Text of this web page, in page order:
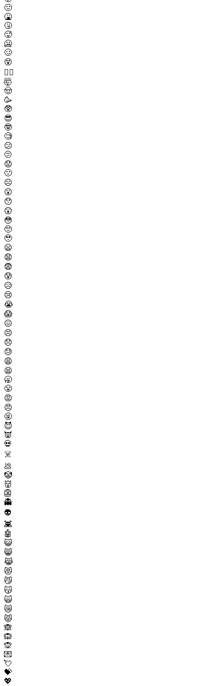
🤢
🤮
🤧
🥵
🥶
🥴
😵
😵‍💫
🤯
🤠
🥳
🥸
😎
🤓
🧐
😕
🫤
😟
🙁
☹️
😮
😯
😲
😳
🥺
🥹
😦
😧
😨
😰
😥
😢
😭
😱
😖
😣
😞
😓
😩
😫
🥱
😤
😡
😠
🤬
😈
👿
💀
☠️
💩
🤡
👹
👺
👻
👽
👾
🤖
😺
😸
😹
😻
😼
😽
🙀
😿
😾
🙈
🙉
🙊
💌
💘
💝
💖